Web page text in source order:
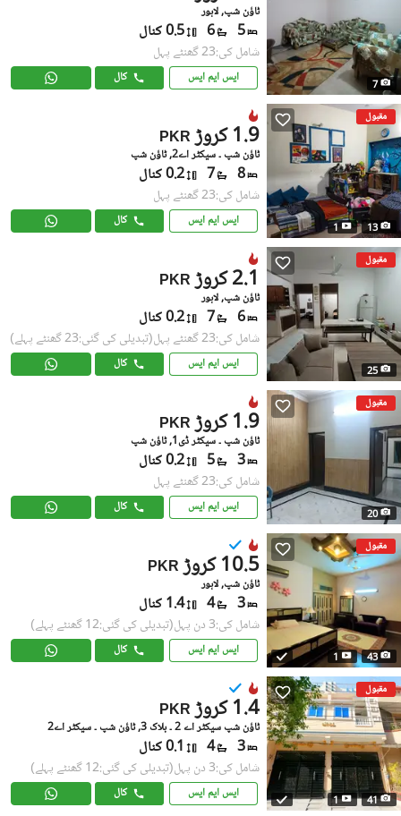
7
ٹاؤن شپ, لاہور
5
6 0.5 کنال
شامل کی:23 گھنٹے پہل
ایس ایم ایس کال
مقبول
13
1
PKR 1.9 کروڑ
ٹاؤن شپ ۔ سیکٹر اے2, ٹاؤن شپ
8
7 0.2 کنال
شامل کی:23 گھنٹے پہل
ایس ایم ایس کال
مقبول
25
PKR 2.1 کروڑ
ٹاؤن شپ, لاہور
6
7 0.2 کنال
شامل کی:23 گھنٹے پہل (تبدیلی کی گئی:23 گھنٹے پہلے)
ایس ایم ایس کال
مقبول
20
PKR 1.9 کروڑ
ٹاؤن شپ ۔ سیکٹر ڈی1, ٹاؤن شپ
3
5 0.2 کنال
شامل کی:23 گھنٹے پہل
ایس ایم ایس کال
مقبول
43
1
PKR 10.5 کروڑ
ٹاؤن شپ, لاہور
3
4 1.4 کنال
شامل کی:3 دن پہل (تبدیلی کی گئی:12 گھنٹے پہلے)
ایس ایم ایس کال
مقبول
41
1
PKR 1.4 کروڑ
ٹاؤن شپ سیکٹر اے 2 ۔ بلاک 3, ٹاؤن شپ ۔ سیکٹر اے2
3
4 0.1 کنال
شامل کی:3 دن پہل (تبدیلی کی گئی:12 گھنٹے پہلے)
ایس ایم ایس کال